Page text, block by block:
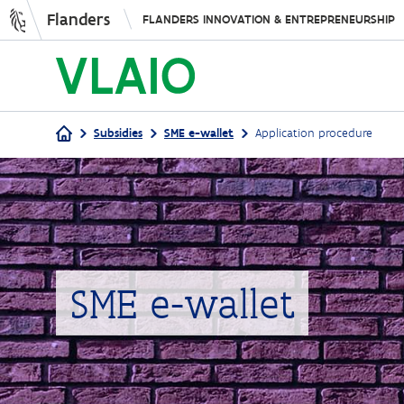
Flanders FLANDERS INNOVATION & ENTREPRENEURSHIP
Breadcrumb
Subsidies SME e-wallet Application procedure
SME e-wallet